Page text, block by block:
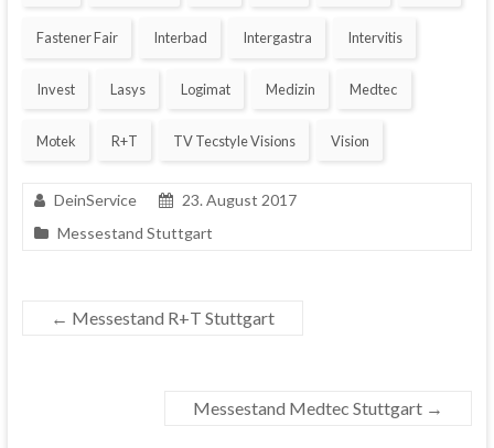
Fastener Fair Interbad Intergastra Intervitis
Invest Lasys Logimat Medizin Medtec
Motek R+T TV Tecstyle Visions Vision
DeinService
23. August 2017
Messestand Stuttgart
← Messestand R+T Stuttgart
Messestand Medtec Stuttgart →